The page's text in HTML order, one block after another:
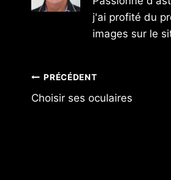
j'ai profité du
images sur le
Navigation
de
PRÉCÉDENT
Choisir ses oculaires